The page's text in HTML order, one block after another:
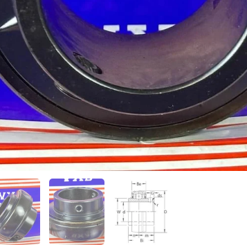
1
Mostrar diapositiva 2Mostrar diapositiva 3Mostrar diapositiva 4